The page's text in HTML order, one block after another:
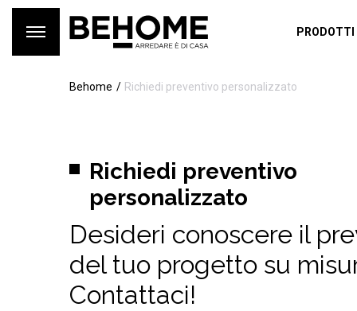
PRODOTTI
Behome Richiedi preventivo personalizzato
Richiedi preventivo
personalizzato
Desideri conoscere il
del tuo progetto su
Contattaci!